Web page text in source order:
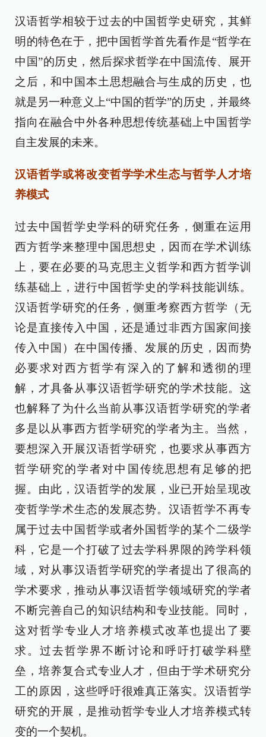
汉语哲学相较于过去的中国哲学史研究，其鲜
明的特色在于，把中国哲学首先看作是“哲学在
中国”的历史，然后探求哲学在中国流传、展开
之后，和中国本土思想融合与生成的历史，也
就是另一种意义上“中国的哲学”的历史，并最终
指向在融合中外各种思想传统基础上中国哲学
自主发展的未来。
汉语哲学或将改变哲学学术生态与哲学人才培
养模式
过去中国哲学史学科的研究任务，侧重在运用
西方哲学来整理中国思想史，因而在学术训练
上，要在必要的马克思主义哲学和西方哲学训
练基础上，进行中国哲学史的学科技能训练。
汉语哲学研究的任务，侧重考察西方哲学（无
论是直接传入中国，还是通过非西方国家间接
传入中国）在中国传播、发展的历史，因而势
必要求对西方哲学有深入的了解和透彻的理
解，才具备从事汉语哲学研究的学术技能。这
也解释了为什么当前从事汉语哲学研究的学者
多是以从事西方哲学研究的学者为主。当然，
要想深入开展汉语哲学研究，也要求从事西方
哲学研究的学者对中国传统思想有足够的把
握。由此，汉语哲学的发展，业已开始呈现改
变哲学学术生态的发展态势。汉语哲学不再专
属于过去中国哲学或者外国哲学的某个二级学
科，它是一个打破了过去学科界限的跨学科领
域，对从事汉语哲学研究的学者提出了很高的
学术要求，推动从事汉语哲学领域研究的学者
不断完善自己的知识结构和专业技能。同时，
这对哲学专业人才培养模式改革也提出了要
求。过去哲学界不断讨论和呼吁打破学科壁
垒，培养复合式专业人才，但由于学术研究分
工的原因，这些呼吁很难真正落实。汉语哲学
研究的开展，是推动哲学专业人才培养模式转
变的一个契机。